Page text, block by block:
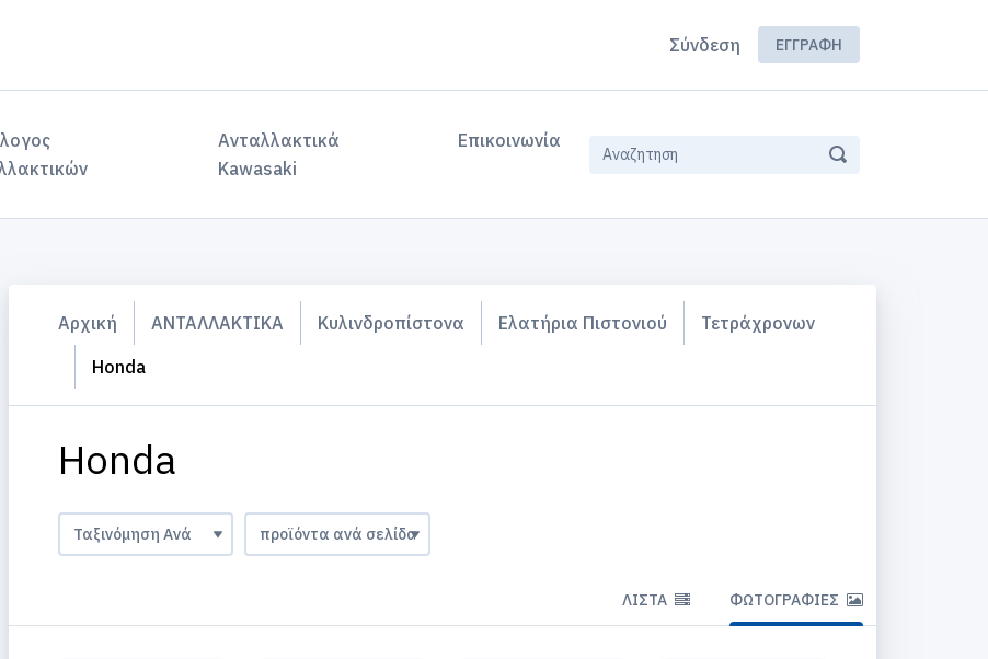
Σύνδεση ΕΓΓΡΑΦΉ
Ανταλλακτικά
Kawasaki
Επικοινωνία
Αρχική ΑΝΤΑΛΛΑΚΤΙΚΑ Κυλινδροπίστονα Ελατήρια Πιστονιού
Τετράχρονων
Honda
Honda
ΛΊΣΤΑ ΦΩΤΟΓΡΑΦΊΕΣ